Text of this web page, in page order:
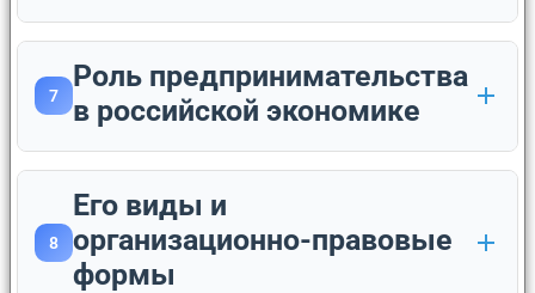
7
Роль предпринимательства
в российской экономике
8
Его виды и
организационно-правовые
формы